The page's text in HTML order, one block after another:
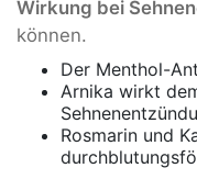
Wirkung bei
können.
Der Menthol-
Arnika wirkt
Rosmarin und